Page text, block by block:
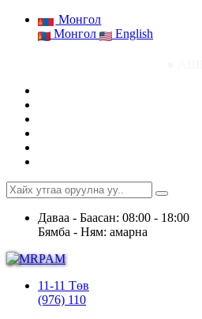
Монгол
Монгол
English
Даваа - Баасан: 08:00 - 18:00
Бямба - Ням: амарна
11-11 Төв
(976) 110